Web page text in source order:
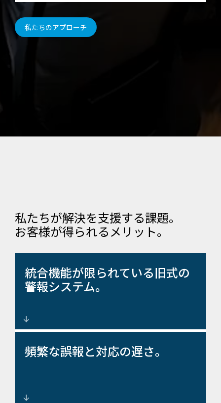
私たちのアプローチ
私たちが解決を支援する課題。
お客様が得られるメリット。
統合機能が限られている旧式の
警報システム。
最新のエンタープライズ向け侵
入検知システムの設計と統合。
頻繁な誤報と対応の遅さ。